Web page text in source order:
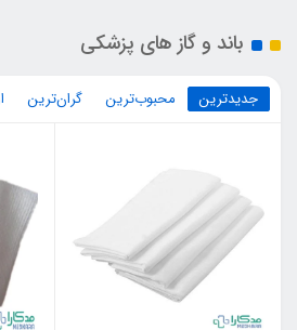
باند و گاز های پزشکی
جدیدترین محبوب‌ترین گران‌ترین